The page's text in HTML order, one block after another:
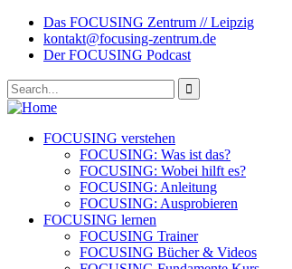
Das FOCUSING Zentrum // Leipzig
kontakt@focusing-zentrum.de
Der FOCUSING Podcast
FOCUSING verstehen
FOCUSING: Was ist das?
FOCUSING: Wobei hilft es?
FOCUSING: Anleitung
FOCUSING: Ausprobieren
FOCUSING lernen
FOCUSING Trainer
FOCUSING Bücher & Videos